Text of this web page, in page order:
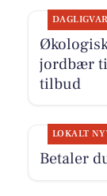
jordbær
tilbud
LOKALT
Betaler